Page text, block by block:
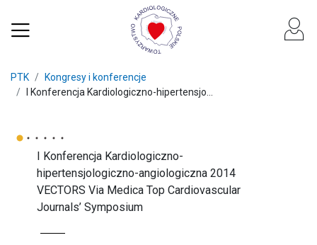
PTK
Kongresy i konferencje
I Konferencja Kardiologiczno-hipertensjo...
I Konferencja Kardiologiczno-
hipertensjologiczno-angiologiczna 2014
VECTORS Via Medica Top Cardiovascular
Journals’ Symposium